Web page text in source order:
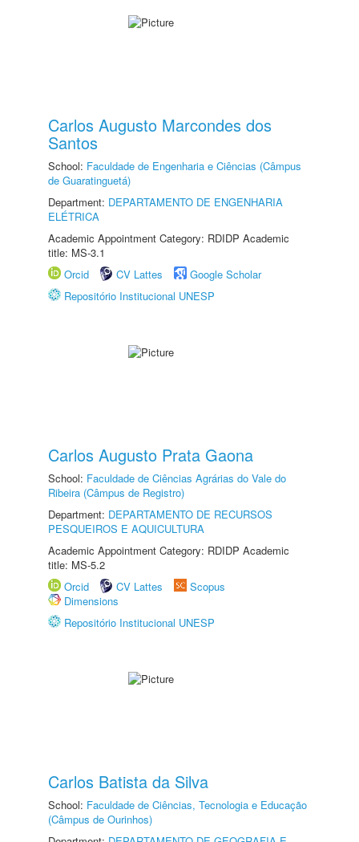
Carlos Augusto Marcondes dos
Santos
School: Faculdade de Engenharia e Ciências (Câmpus
de Guaratinguetá)
Department: DEPARTAMENTO DE ENGENHARIA
ELÉTRICA
Academic Appointment Category: RDIDP Academic
title: MS-3.1
Orcid
CV Lattes
Google Scholar
Repositório Institucional UNESP
Carlos Augusto Prata Gaona
School: Faculdade de Ciências Agrárias do Vale do
Ribeira (Câmpus de Registro)
Department: DEPARTAMENTO DE RECURSOS
PESQUEIROS E AQUICULTURA
Academic Appointment Category: RDIDP Academic
title: MS-5.2
Orcid
CV Lattes
Scopus
Dimensions
Repositório Institucional UNESP
Carlos Batista da Silva
School: Faculdade de Ciências, Tecnologia e Educação
(Câmpus de Ourinhos)